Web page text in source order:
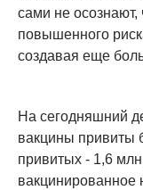
сами не осознают,
повышенного
создавая еще
На сегодняшний
вакцины привиты
привитых - 1,6
вакцинированное